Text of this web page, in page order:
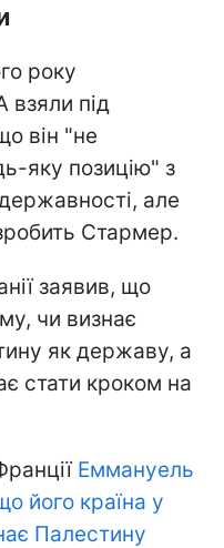
року
під
він "не
яку позицію" з
але
Стармер.
заявив, що
чи визнає
як державу, а
стати кроком на
Еммануель
його країна у
Палестину